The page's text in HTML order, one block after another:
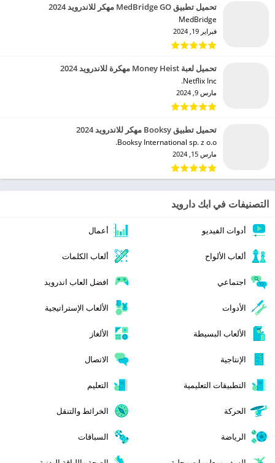
تحميل تطبيق MedBridge GO مهكر للاندرويد 2024
MedBridge‏
فبراير 19, 2024
تحميل لعبة Money Heist مهكرة للاندرويد 2024
Netflix Inc.‏
مارس 9, 2024
تحميل تطبيق Booksy مهكر للاندرويد 2024
Booksy International sp. z o.o.‏
مارس 15, 2024
التصنيفات في ابك دارويد
أدوات الفيديو أعمال
ألعاب الألواح ألعاب الكلمات
اجتماعي افضل العاب اندرويد
الأدوات الألعاب الإستراتيجية
الألعاب البسيطة الألغاز
الإنتاجية الاتصال
التطبيقات التعليمية التعليم
الحركة الخرائط والتنقل
الرياضة السباقات